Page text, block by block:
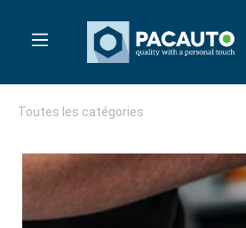
Toutes les catégories